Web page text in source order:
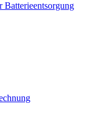
Batterieentsorgung